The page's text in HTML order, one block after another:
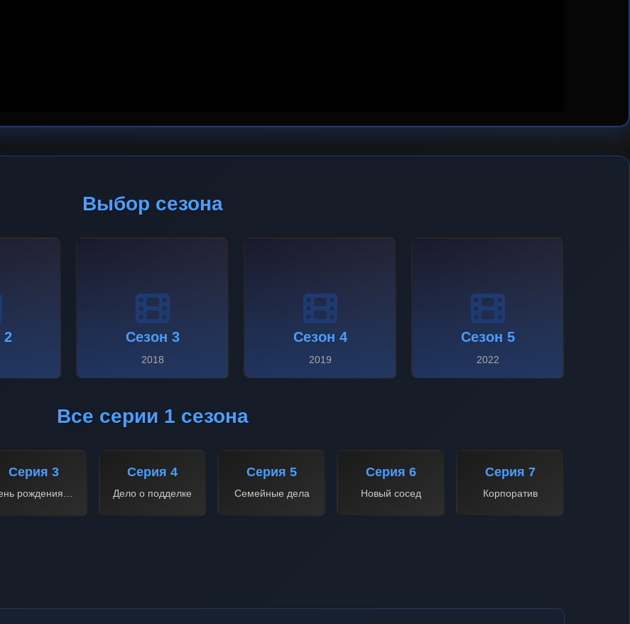
Выбор сезона
2 Сезон 3
2018
Сезон 4
2019
Сезон 5
2022
Все серии 1 сезона
Серия 3 Серия 4
Дело о подделке
Серия 5
Семейные дела
Серия 6
Новый сосед
Серия 7
Корпоратив